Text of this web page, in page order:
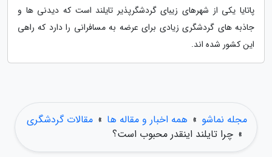
پاتایا یکی از شهرهای زیبای گردشگرپذیر تایلند است که دیدنی ها و
جاذبه های گردشگری زیادی برای عرضه به مسافرانی را دارد که راهی
این کشور شده اند.
مجله نماشو » همه اخبار و مقاله ها » مقالات گردشگری
» چرا تایلند اینقدر محبوب است؟